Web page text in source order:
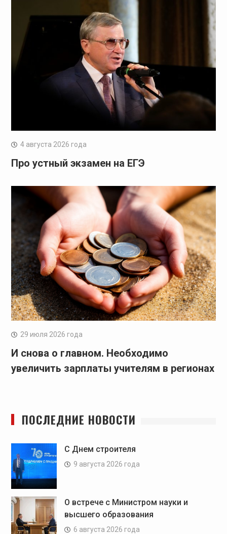
4 августа 2026 года
Про устный экзамен на ЕГЭ
29 июля 2026 года
И снова о главном. Необходимо
увеличить зарплаты учителям в регионах
ПОСЛЕДНИЕ НОВОСТИ
C Днем строителя
9 августа 2026 года
О встрече с Министром науки и
высшего образования
6 августа 2026 года